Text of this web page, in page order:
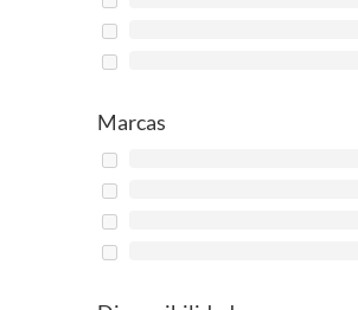
Marcas